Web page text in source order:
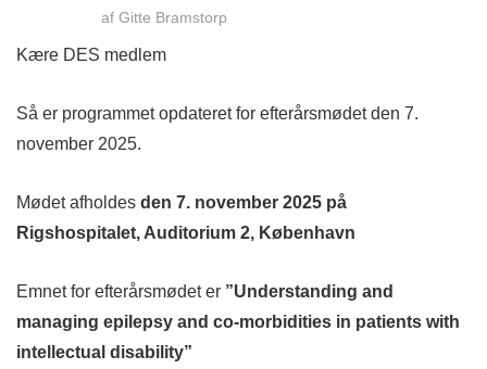
af Gitte Bramstorp
Kære DES medlem
Så er programmet opdateret for efterårsmødet den 7.
november 2025.
Mødet afholdes den 7. november 2025 på
Rigshospitalet, Auditorium 2, København
Emnet for efterårsmødet er ”Understanding and
managing epilepsy and co-morbidities in patients with
intellectual disability”